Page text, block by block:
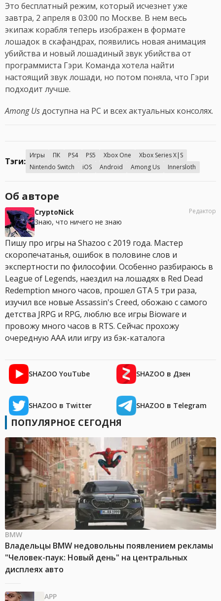
Это бесплатный режим, который исчезнет уже
завтра, 2 апреля в 03:00 по Москве. В нем весь
экипаж корабля теперь изображен в формате
лошадок в скафандрах, появились новая анимация
убийства и новый лошадиный звук убийства от
программиста Гэри. Команда хотела найти
настоящий звук лошади, но потом поняла, что Гэри
подходит лучше.
Among Usдоступна на PC и всех актуальных консолях.
Тэги:
Игры ПК PS4 PS5 Xbox One
Xbox Series X|S
Nintendo Switch
iOS Android Among Us Innersloth
Об авторе
CryptoNick
Знаю, что ничего не знаю
Редактор
Пишу про игры на Shazoo с 2019 года. Мастер
скоропечатанья, ошибок в половине слов и
экспертности по философии. Особенно разбираюсь в
League of Legends, наездил на лошадях в Red Dead
Redemption много часов, прошел GTA 5 три раза,
изучил все новые Assassin's Creed, обожаю с самого
детства JRPG и RPG, люблю все игры Bioware и
провожу много часов в RTS. Сейчас прохожу
очередную AAA или игру из бэк-каталога
SHAZOO YouTube SHAZOO в Дзен
SHAZOO в Twitter SHAZOO в Telegram
ПОПУЛЯРНОЕ СЕГОДНЯ
BMW
Владельцы BMW недовольны появлением рекламы
"Человек-паук: Новый день" на центральных
дисплеях авто
APP